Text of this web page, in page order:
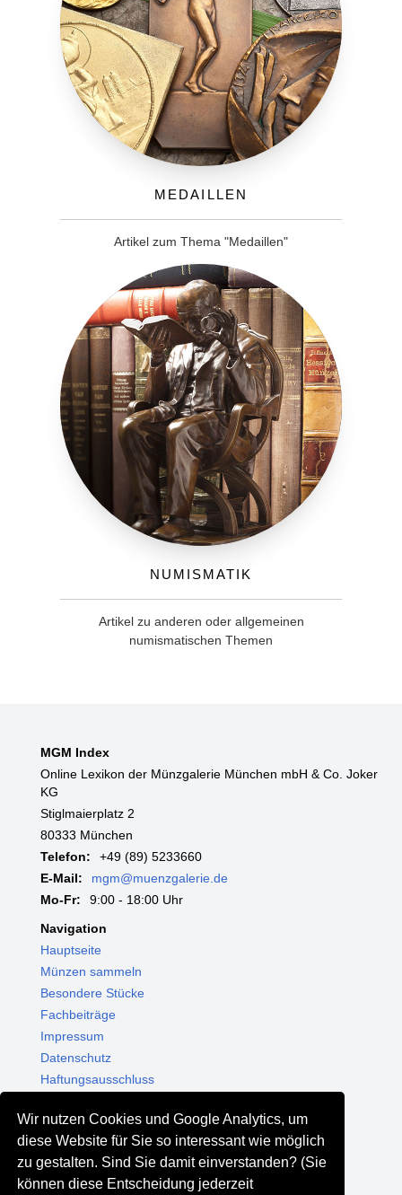
Wir nutzen Cookies und Google Analytics, um
diese Website für Sie so interessant wie möglich
zu gestalten. Sind Sie damit einverstanden? (Sie
können diese Entscheidung jederzeit
Medaillen
Artikel zum Thema "Medaillen"
Numismatik
Artikel zu anderen oder allgemeinen
numismatischen Themen
MGM Index
Online Lexikon der Münzgalerie München mbH & Co. Joker
KG
Stiglmaierplatz 2
80333 München
Telefon:
+49 (89) 5233660
E-Mail:
mgm@muenzgalerie.de
Mo-Fr:
9:00 - 18:00 Uhr
Navigation
Hauptseite
Münzen sammeln
Besondere Stücke
Fachbeiträge
Impressum
Datenschutz
Haftungsausschluss
Shop - Online kaufen
Münzgalerie München
MGM Schmuck
MGM Pfand